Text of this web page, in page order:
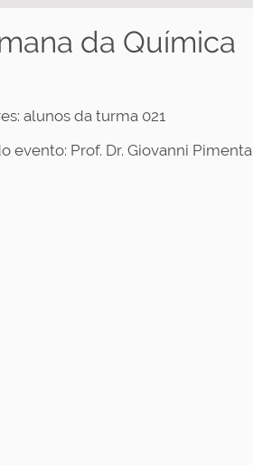
da Química
alunos da turma 021
evento: Prof. Dr. Giovanni